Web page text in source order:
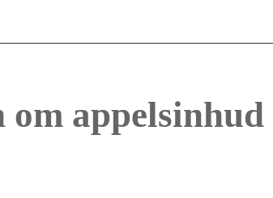
om appelsinhud